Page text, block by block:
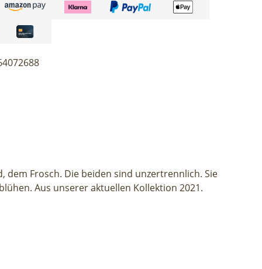
dem Frosch. Die beiden sind unzertrennlich. Sie
Aus unserer aktuellen Kollektion 2021.